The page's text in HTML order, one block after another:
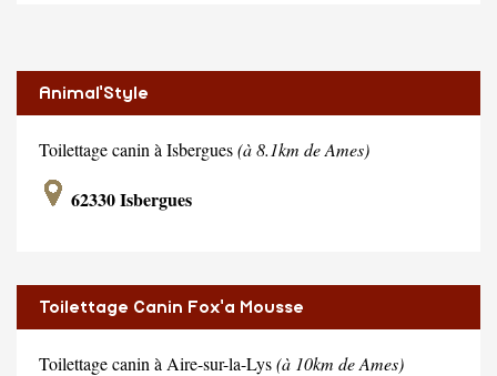
Animal'Style
Toilettage canin à Isbergues(à 8.1km de Ames)
62330 Isbergues
Toilettage Canin Fox'a Mousse
Toilettage canin à Aire-sur-la-Lys(à 10km de Ames)